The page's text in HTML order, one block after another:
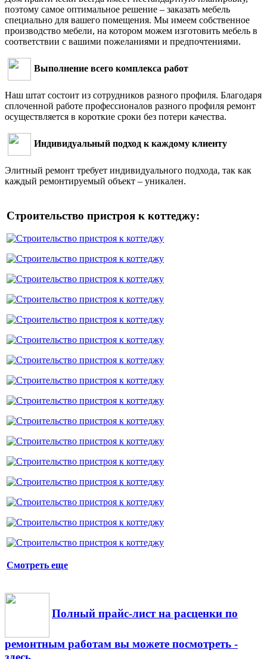
поэтому самое оптимальное решение – заказать мебель
специально для вашего помещения. Мы имеем собственное
производство мебели, на котором можем изготовить мебель в
соответствии с вашими пожеланиями и предпочтениями.
Выполнение всего комплекса работ
Наш штат состоит из сотрудников разного профиля. Благодаря
сплоченной работе профессионалов разного профиля ремонт
осуществляется в короткие сроки без потери качества.
Индивидуальный подход к каждому клиенту
Элитный ремонт требует индивидуального подхода, так как
каждый ремонтируемый объект – уникален.
Строительство пристроя к коттеджу:
Смотреть еще
Полный прайс-лист на расценки по
ремонтным работам вы можете посмотреть -